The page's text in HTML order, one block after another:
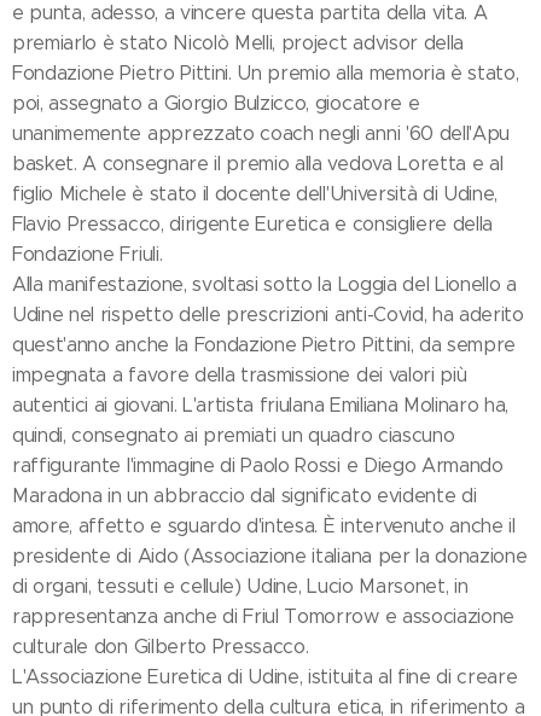
e punta, adesso, a vincere questa partita della vita. A
premiarlo è stato Nicolò Melli, project advisor della
Fondazione Pietro Pittini. Un premio alla memoria è stato,
poi, assegnato a Giorgio Bulzicco, giocatore e
unanimemente apprezzato coach negli anni '60 dell'Apu
basket. A consegnare il premio alla vedova Loretta e al
figlio Michele è stato il docente dell'Università di Udine,
Flavio Pressacco, dirigente Euretica e consigliere della
Fondazione Friuli.
Alla manifestazione, svoltasi sotto la Loggia del Lionello a
Udine nel rispetto delle prescrizioni anti-Covid, ha aderito
quest'anno anche la Fondazione Pietro Pittini, da sempre
impegnata a favore della trasmissione dei valori più
autentici ai giovani. L'artista friulana Emiliana Molinaro ha,
quindi, consegnato ai premiati un quadro ciascuno
raffigurante l'immagine di Paolo Rossi e Diego Armando
Maradona in un abbraccio dal significato evidente di
amore, affetto e sguardo d'intesa. È intervenuto anche il
presidente di Aido (Associazione italiana per la donazione
di organi, tessuti e cellule) Udine, Lucio Marsonet, in
rappresentanza anche di Friul Tomorrow e associazione
culturale don Gilberto Pressacco.
L'Associazione Euretica di Udine, istituita al fine di creare
un punto di riferimento della cultura etica, in riferimento a